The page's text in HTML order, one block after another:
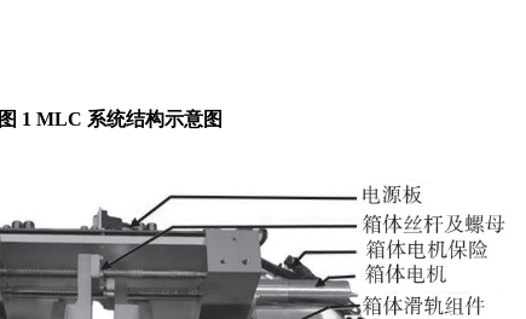
图 1 MLC 系统结构示意图